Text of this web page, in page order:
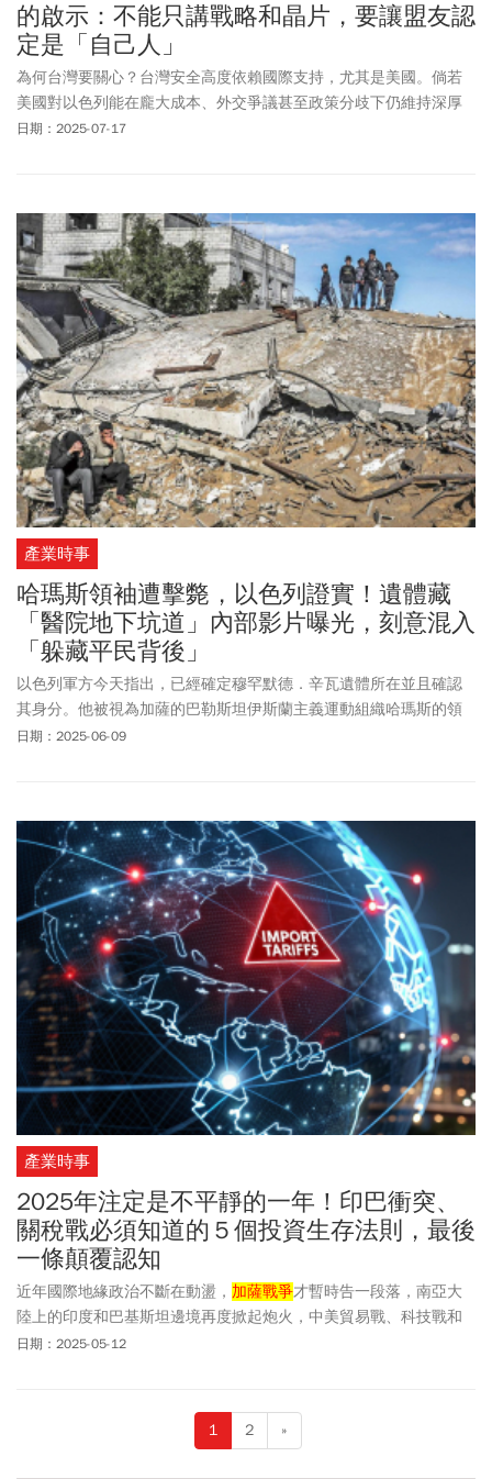
的啟示：不能只講戰略和晶片，要讓盟友認
定是「自己人」
為何台灣要關心？台灣安全高度依賴國際支持，尤其是美國。倘若
美國對以色列能在龐大成本、外交爭議甚至政策分歧下仍維持深厚
承諾，那麼：這種「不易鬆動的支持」究竟建立在什麼基礎上？若
美以關係時，對台灣最直接、也最實際的啟示。
日期：2025-07-17
產業時事
哈瑪斯領袖遭擊斃，以色列證實！遺體藏
「醫院地下坑道」內部影片曝光，刻意混入
「躲藏平民背後」
以色列軍方今天指出，已經確定穆罕默德．辛瓦遺體所在並且確認
其身分。他被視為加薩的巴勒斯坦伊斯蘭主義運動組織哈瑪斯的領
導人，以方表示他於3週前命喪以軍空襲。
日期：2025-06-09
產業時事
2025年注定是不平靜的一年！印巴衝突、
關稅戰必須知道的５個投資生存法則，最後
一條顛覆認知
近年國際地緣政治不斷在動盪， 加薩戰爭才暫時告一段落，南亞大
陸上的印度和巴基斯坦邊境再度掀起炮火，中美貿易戰、科技戰和
關稅戰則方興未艾。在當前環境下，投資人做好全面準備比精準預
日期：2025-05-12
1 2 »